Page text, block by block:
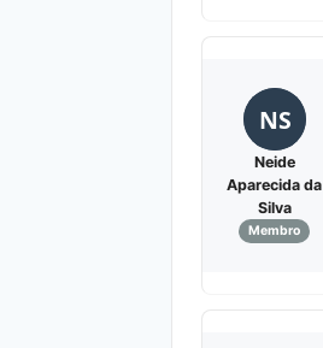
NS
Neide
Aparecida da
Silva
Membro